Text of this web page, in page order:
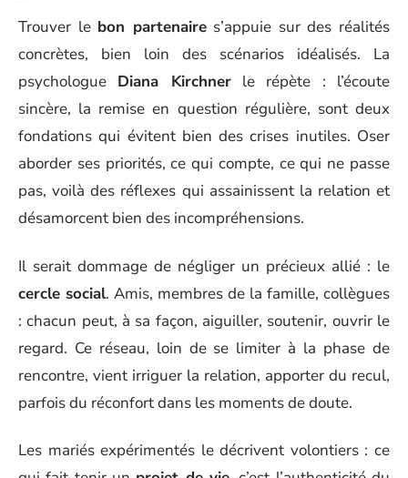
Trouver le bon partenaires’appuie sur des réalités
concrètes, bien loin des scénarios idéalisés. La
psychologue Diana Kirchnerle répète : l’écoute
sincère, la remise en question régulière, sont deux
fondations qui évitent bien des crises inutiles. Oser
aborder ses priorités, ce qui compte, ce qui ne passe
pas, voilà des réflexes qui assainissent la relation et
désamorcent bien des incompréhensions.
Il serait dommage de négliger un précieux allié : le
cercle social. Amis, membres de la famille, collègues
: chacun peut, à sa façon, aiguiller, soutenir, ouvrir le
regard. Ce réseau, loin de se limiter à la phase de
rencontre, vient irriguer la relation, apporter du recul,
parfois du réconfort dans les moments de doute.
Les mariés expérimentés le décrivent volontiers : ce